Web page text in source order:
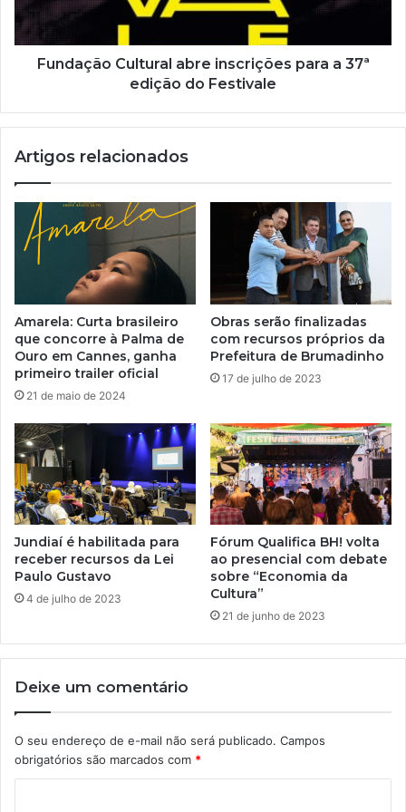
Fundação Cultural abre inscrições para a 37ª
edição do Festivale
Artigos relacionados
Amarela: Curta brasileiro
que concorre à Palma de
Ouro em Cannes, ganha
primeiro trailer oficial
21 de maio de 2024
Obras serão finalizadas
com recursos próprios da
Prefeitura de Brumadinho
17 de julho de 2023
Jundiaí é habilitada para
receber recursos da Lei
Paulo Gustavo
4 de julho de 2023
Fórum Qualifica BH! volta
ao presencial com debate
sobre “Economia da
Cultura”
21 de junho de 2023
Deixe um comentário
O seu endereço de e-mail não será publicado. Campos
obrigatórios são marcados com *